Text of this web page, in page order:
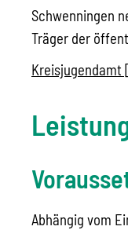
Schwenningen
Träger der
Abhängig vom